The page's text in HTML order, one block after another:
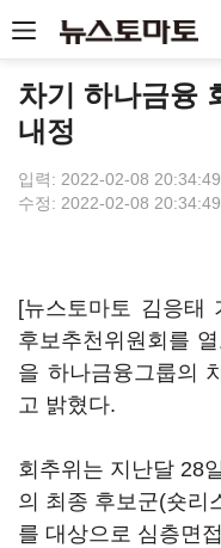
차기 하나금융
내정
입력: 2022-02-08 20:34:49
수정: 2022-02-08 20:34:49
[뉴스토마토 김응태
후보추천위원회를
을 하나금융그룹의
고 밝혔다.
회추위는 지난달 28
의 최종 후보군(숏리
를 대상으로 심층면